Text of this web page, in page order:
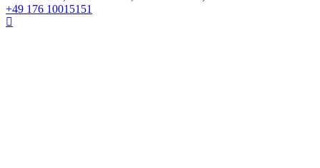
+49 176 10015151